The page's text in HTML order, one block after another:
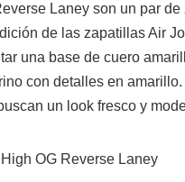
Laney son un par
de las zapatillas Air
una base de cuero
con detalles en
un look fresco y
OG Reverse Laney